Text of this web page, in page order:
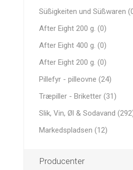
Süßigkeiten und Süßwaren
After Eight 200 g. (0)
After Eight 400 g. (0)
After Eight 200 g. (0)
Pillefyr - pilleovne (24)
Træpiller - Briketter (31)
Slik, Vin, Øl & Sodavand
Markedspladsen (12)
Producenter